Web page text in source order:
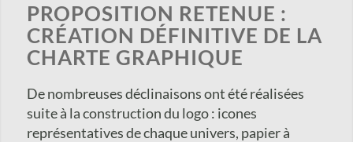
PROPOSITION RETENUE :
CRÉATION DÉFINITIVE DE LA
CHARTE GRAPHIQUE
De nombreuses déclinaisons ont été réalisées
suite à la construction du logo : icones
représentatives de chaque univers, papier à